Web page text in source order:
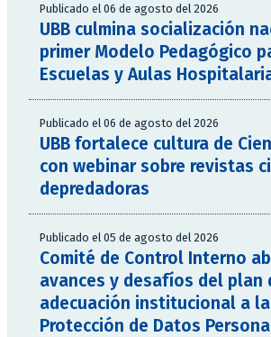
Publicado el 06 de agosto del 2026
UBB culmina socialización
primer Modelo Pedagógico
Escuelas y Aulas
Publicado el 06 de agosto del 2026
UBB fortalece cultura de
con webinar sobre revistas
depredadoras
Publicado el 05 de agosto del 2026
Comité de Control Interno
avances y desafíos del plan
adecuación institucional a la
Protección de Datos